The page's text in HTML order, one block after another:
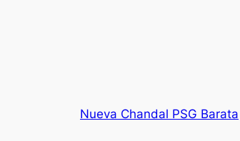
Nueva Chandal PSG Barata